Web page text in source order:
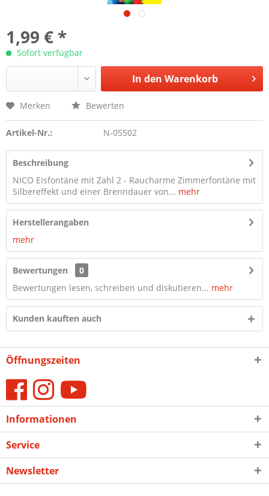
1,99 € *
Sofort verfügbar
In den Warenkorb
Merken Bewerten
Artikel-Nr.: N-05502
Beschreibung
NICO Eisfontäne mit Zahl 2 - Raucharme Zimmerfontäne mit
Silbereffekt und einer Brenndauer von... mehr
Herstellerangaben
mehr
Bewertungen
0
Bewertungen lesen, schreiben und diskutieren... mehr
Kunden kauften auch
Öffnungszeiten
Informationen
Service
Newsletter